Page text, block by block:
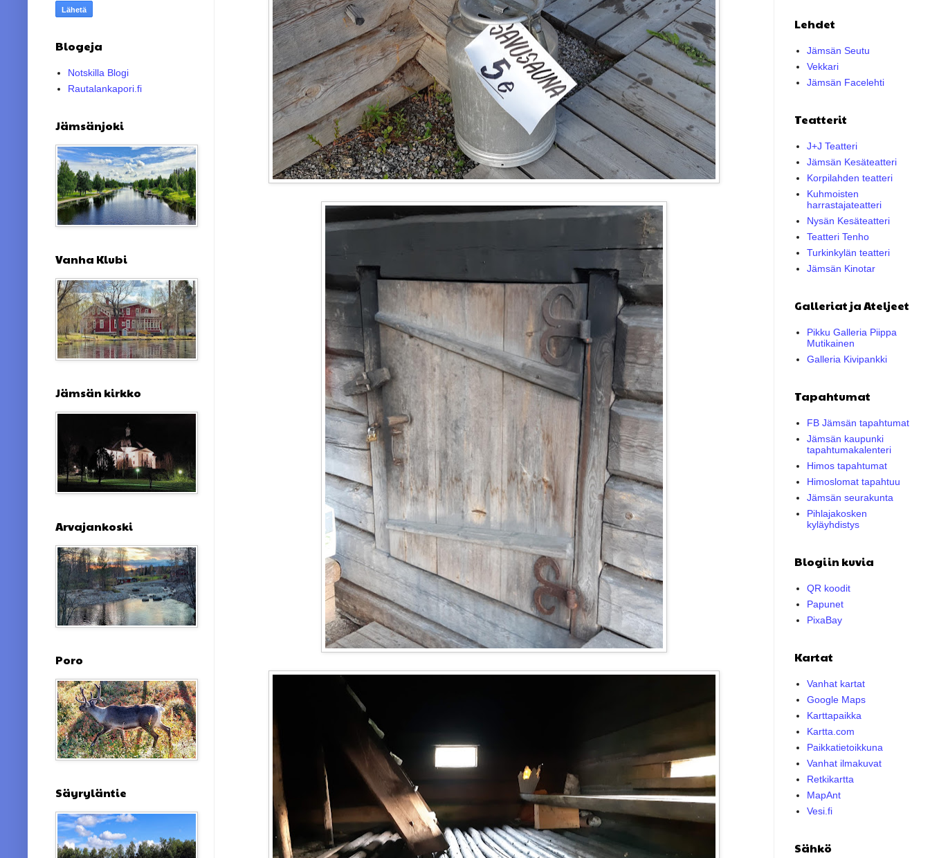
Blogeja
Notskilla Blogi
Rautalankapori.fi
Jämsänjoki
Vanha Klubi
Jämsän kirkko
Arvajankoski
Poro
Säyryläntie
Lehdet
Jämsän Seutu
Vekkari
Jämsän Facelehti
Teatterit
J+J Teatteri
Jämsän Kesäteatteri
Korpilahden teatteri
Kuhmoisten
harrastajateatteri
Nysän Kesäteatteri
Teatteri Tenho
Turkinkylän teatteri
Jämsän Kinotar
Galleriat ja Ateljeet
Pikku Galleria Piippa
Mutikainen
Galleria Kivipankki
Tapahtumat
FB Jämsän tapahtumat
Jämsän kaupunki
tapahtumakalenteri
Himos tapahtumat
Himoslomat tapahtuu
Jämsän seurakunta
Pihlajakosken
kyläyhdistys
Blogiin kuvia
QR koodit
Papunet
PixaBay
Kartat
Vanhat kartat
Google Maps
Karttapaikka
Kartta.com
Paikkatietoikkuna
Vanhat ilmakuvat
Retkikartta
MapAnt
Vesi.fi
Sähkö